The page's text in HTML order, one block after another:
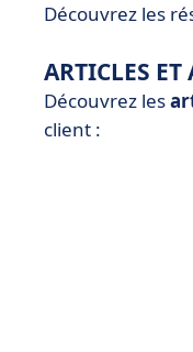
Découvrez les
ARTICLES ET
Découvrez les
client :